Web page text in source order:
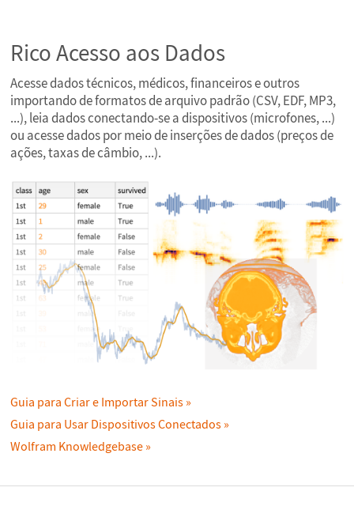
Rico Acesso aos Dados
Acesse dados técnicos, médicos, financeiros e outros
importando de formatos de arquivo padrão (CSV, EDF, MP3,
...), leia dados conectando-se a dispositivos (microfones, ...)
ou acesse dados por meio de inserções de dados (preços de
ações, taxas de câmbio, ...).
Guia para Criar e Importar Sinais
Guia para Usar Dispositivos Conectados
Wolfram Knowledgebase